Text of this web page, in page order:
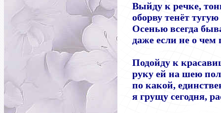
Выйду к речке,
оборву тенёт
Осенью всегда
даже если не о чем
Подойду к
руку ей на шею
по какой,
я грущу сегодня,